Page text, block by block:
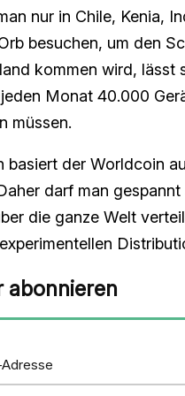
nur in Chile, Kenia,
besuchen, um den
kommen wird, lässt
Monat 40.000
müssen.
basiert der Worldcoin
darf man
die ganze Welt
abonnieren